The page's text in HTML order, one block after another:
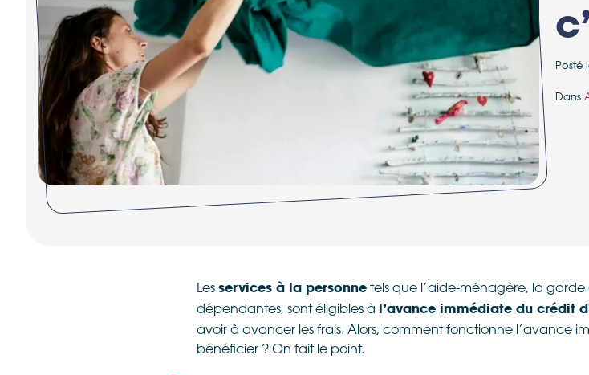
Posté
Dans
Lesservices à la personne tels que l’aide-ménagère, la
dépendantes, sont éligibles à
l’avance immédiate du crédit
avoir à avancer les frais. Alors, comment fonctionne l’avance
bénéficier ? On fait le point.